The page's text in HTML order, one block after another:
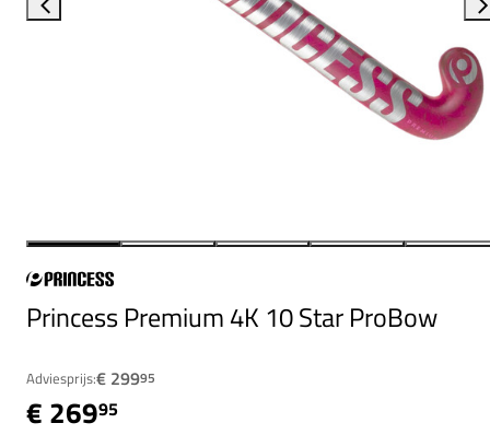
Princess Premium 4K 10 Star ProBow
Adviesprijs:€ 29995
€ 26995